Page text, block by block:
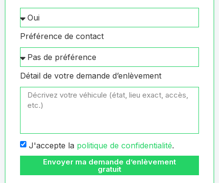
Préférence de contact
Détail de votre demande d’enlèvement
J'accepte la politique de confidentialité.
Envoyer ma demande d’enlèvement
gratuit